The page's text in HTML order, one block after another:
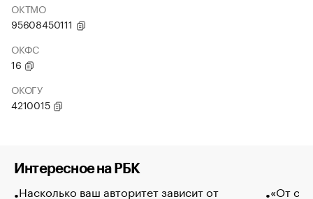
ОКТМО
95608450111
ОКФС
16
ОКОГУ
4210015
Интересное на РБК
Насколько ваш авторитет зависит от
«От